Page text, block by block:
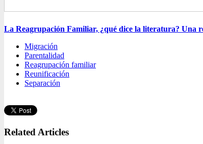
La Reagrupación Familiar, ¿qué dice la literatura? Una
Migración
Parentalidad
Reagrupación familiar
Reunificación
Separación
Related Articles